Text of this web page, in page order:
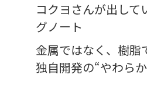
コクヨさんが出して
グノート
金属ではなく、樹脂
独自開発の“やわら